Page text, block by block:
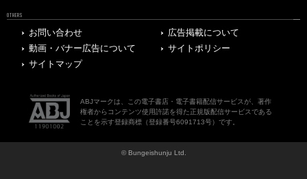
OTHERS
お問い合わせ
広告掲載について
動画・バナー広告について
サイトポリシー
サイトマップ
ABJマークは、この電子書店・電子書籍配信サービスが、著作
権者からコンテンツ使用許諾を得た正規版配信サービスである
ことを示す登録商標（登録番号6091713号）です。
© Bungeishunju Ltd.